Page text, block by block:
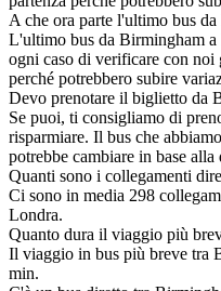
A che ora parte l'ultimo bus
L'ultimo bus da Birmingham
ogni caso di verificare con noi
perché potrebbero subire
Devo prenotare il biglietto da
Se puoi, ti consigliamo di
risparmiare. Il bus che
potrebbe cambiare in base alla
Quanti sono i collegamenti
Ci sono in media 298
Londra.
Quanto dura il viaggio più
Il viaggio in bus più breve tra
min.